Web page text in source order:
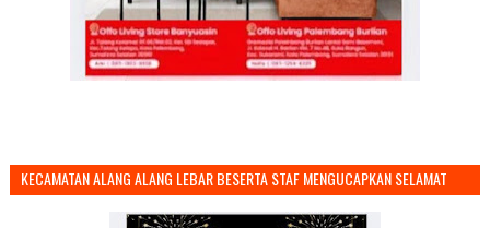
KECAMATAN ALANG ALANG LEBAR BESERTA STAF MENGUCAPKAN SELAMAT